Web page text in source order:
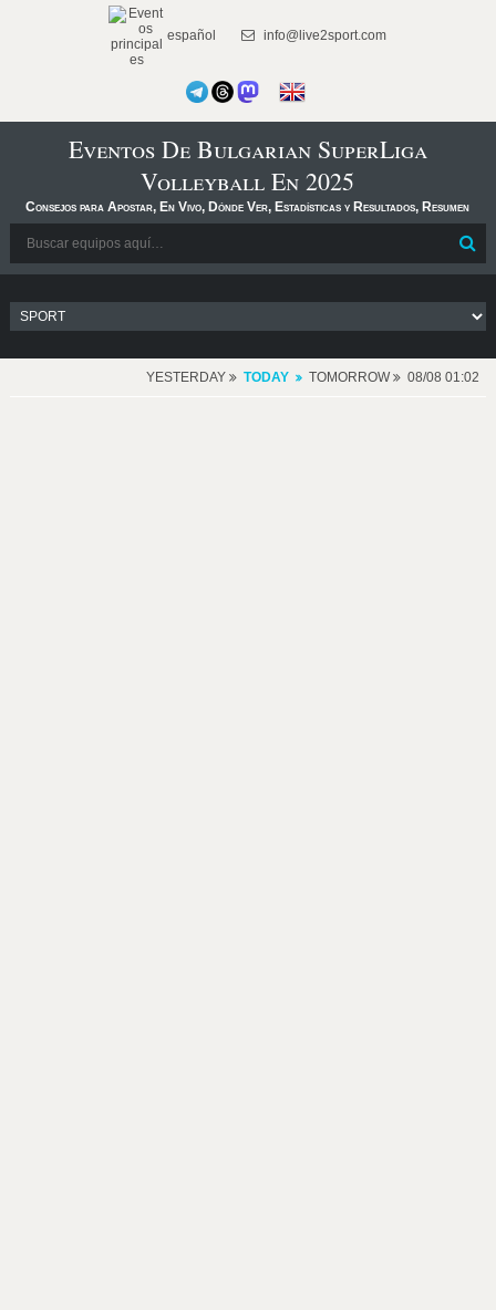
español info@live2sport.com
Eventos De Bulgarian SuperLiga
Volleyball En 2025
Consejos para Apostar, En Vivo, Dónde Ver, Estadísticas y Resultados, Resumen
YESTERDAY TODAY TOMORROW 08/08 01:02